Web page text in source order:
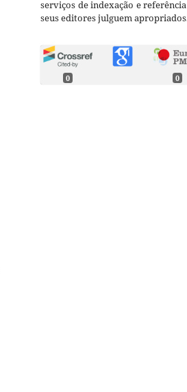
serviços de indexação e
seus editores julguem
0 0